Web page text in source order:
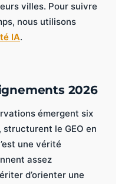
villes. Pour suivre
nous utilisons
IA.
2026
émergent six
le GEO en
une vérité
assez
d’orienter une